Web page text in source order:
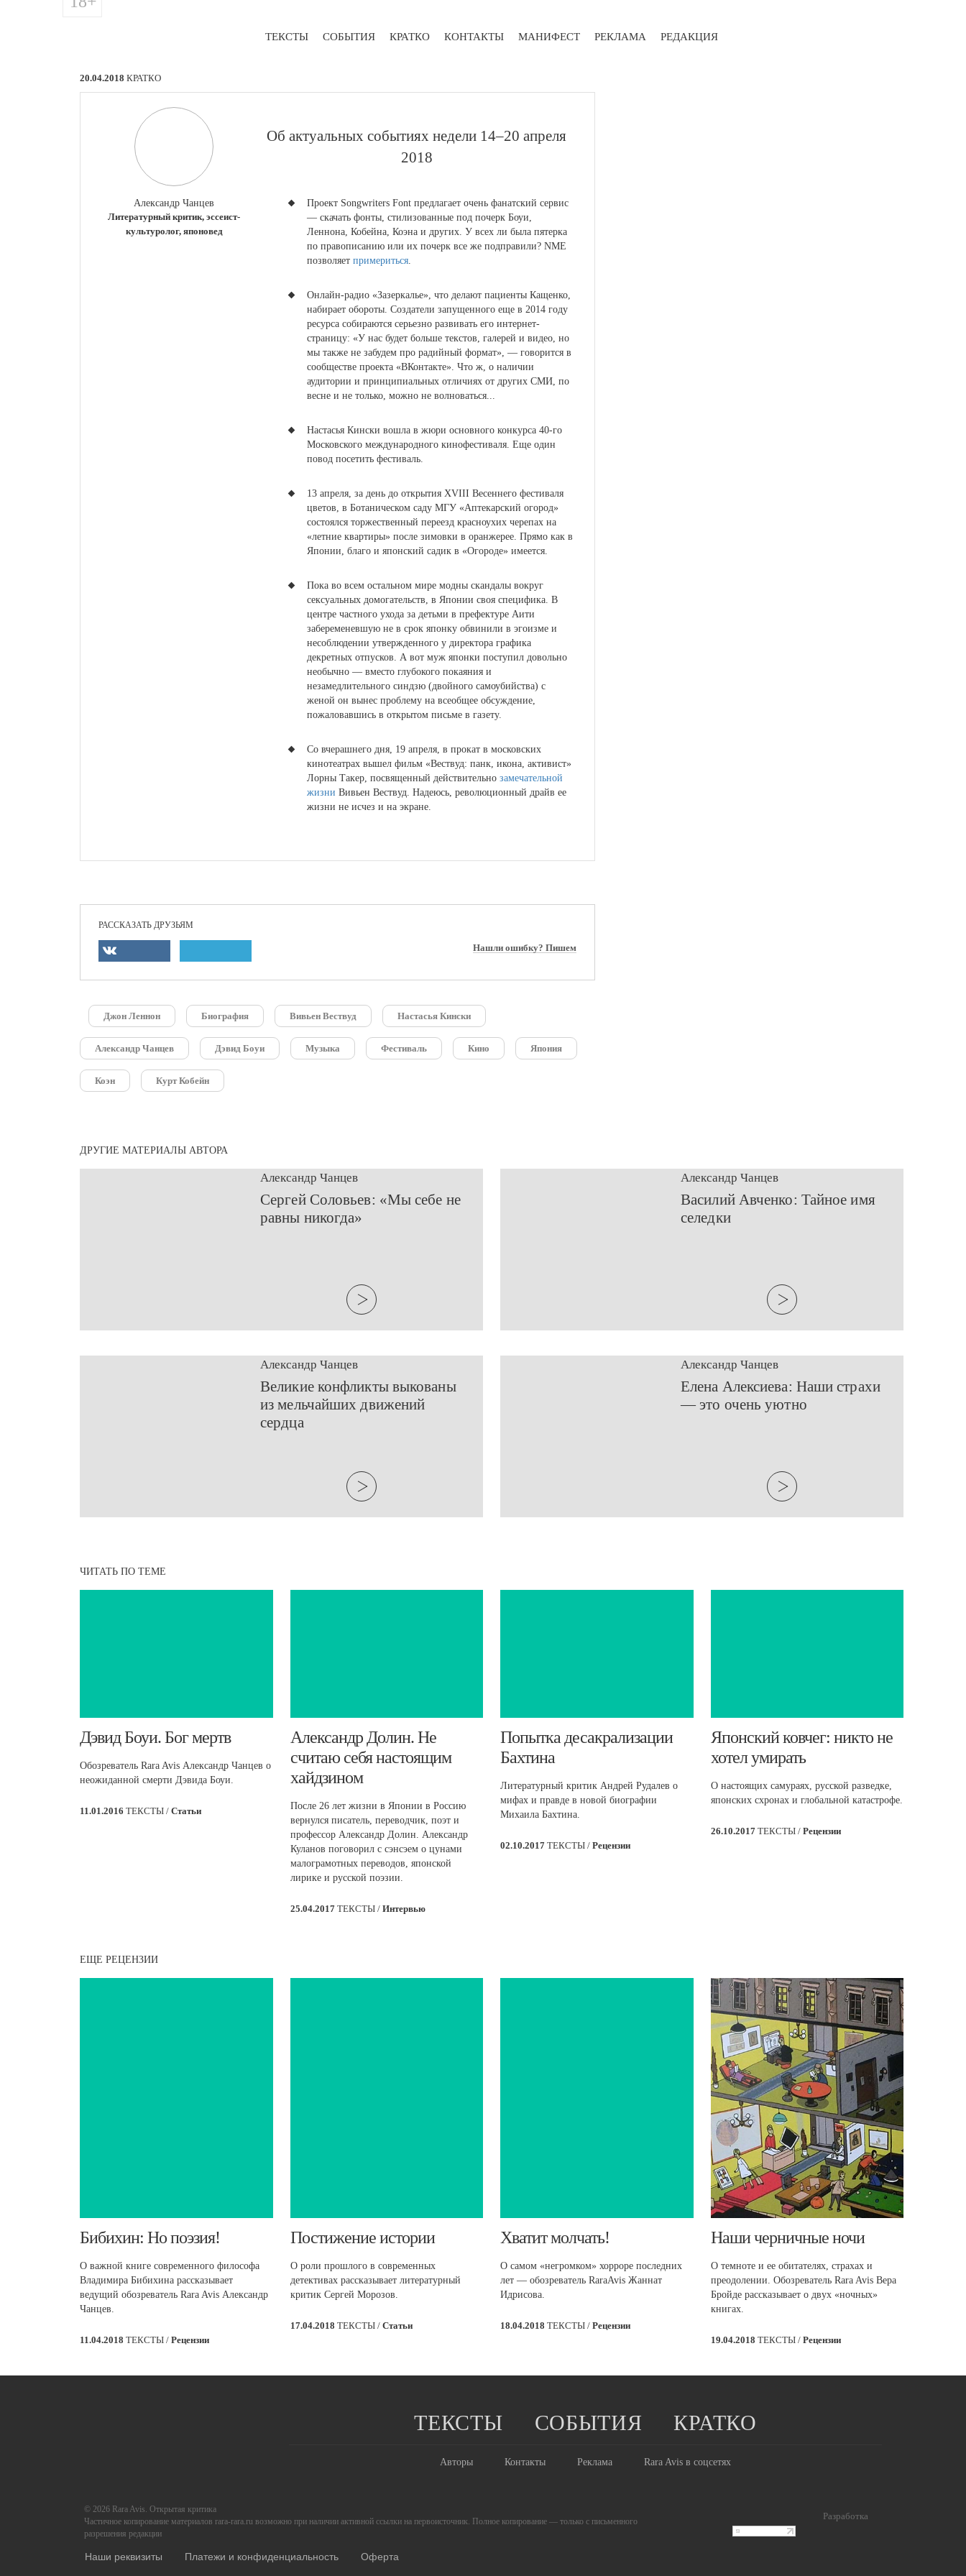
ТЕКСТЫ СОБЫТИЯ КРАТКО КОНТАКТЫ МАНИФЕСТ РЕКЛАМА РЕДАКЦИЯ
20.04.2018 КРАТКО
Александр Чанцев
Литературный критик, эссеист-
культуролог, японовед
​Об актуальных событиях недели 14–20 апреля
2018
Проект Songwriters Font предлагает очень фанатский сервис
— скачать фонты, стилизованные под почерк Боуи,
Леннона, Кобейна, Коэна и других. У всех ли была пятерка
по правописанию или их почерк все же подправили? NME
позволяет примериться.
Онлайн-радио «Зазеркалье», что делают пациенты Кащенко,
набирает обороты. Создатели запущенного еще в 2014 году
ресурса собираются серьезно развивать его интернет-
страницу: «У нас будет больше текстов, галерей и видео, но
мы также не забудем про радийный формат», — говорится в
сообществе проекта «ВКонтакте». Что ж, о наличии
аудитории и принципиальных отличиях от других СМИ, по
весне и не только, можно не волноваться...
Настасья Кински вошла в жюри основного конкурса 40-го
Московского международного кинофестиваля. Еще один
повод посетить фестиваль.
13 апреля, за день до открытия XVIII Весеннего фестиваля
цветов, в Ботаническом саду МГУ «Аптекарский огород»
состоялся торжественный переезд красноухих черепах на
«летние квартиры» после зимовки в оранжерее. Прямо как в
Японии, благо и японский садик в «Огороде» имеется.
Пока во всем остальном мире модны скандалы вокруг
сексуальных домогательств, в Японии своя специфика. В
центре частного ухода за детьми в префектуре Аити
забеременевшую не в срок японку обвинили в эгоизме и
несоблюдении утвержденного у директора графика
декретных отпусков. А вот муж японки поступил довольно
необычно — вместо глубокого покаяния и
незамедлительного синдзю (двойного самоубийства) с
женой он вынес проблему на всеобщее обсуждение,
пожаловавшись в открытом письме в газету.
Со вчерашнего дня, 19 апреля, в прокат в московских
кинотеатрах вышел фильм «Вествуд: панк, икона, активист»
Лорны Такер, посвященный действительно замечательной
жизни Вивьен Вествуд. Надеюсь, революционный драйв ее
жизни не исчез и на экране.
РАССКАЗАТЬ ДРУЗЬЯМ
Нашли ошибку? Пишем
Джон Леннон Биография Вивьен Вествуд Настасья Кински
Александр Чанцев Дэвид Боуи Музыка Фестиваль Кино Япония
Коэн Курт Кобейн
ДРУГИЕ МАТЕРИАЛЫ АВТОРА
Александр Чанцев
​Сергей Соловьев: «Мы себе не
равны никогда»
Александр Чанцев
​Василий Авченко: Тайное имя
селедки
Александр Чанцев
​Великие конфликты выкованы
из мельчайших движений
сердца
Александр Чанцев
​Елена Алексиева: Наши страхи
— это очень уютно
ЧИТАТЬ ПО ТЕМЕ
Дэвид Боуи. Бог мертв
Обозреватель Rara Avis Александр Чанцев о
неожиданной смерти Дэвида Боуи.
11.01.2016 ТЕКСТЫ / Статьи
​Александр Долин. Не
считаю себя настоящим
хайдзином
После 26 лет жизни в Японии в Россию
вернулся писатель, переводчик, поэт и
профессор Александр Долин. Александр
Куланов поговорил с сэнсэем о цунами
малограмотных переводов, японской
лирике и русской поэзии.
25.04.2017 ТЕКСТЫ / Интервью
​Попытка десакрализации
Бахтина
Литературный критик Андрей Рудалев о
мифах и правде в новой биографии
Михаила Бахтина.
02.10.2017 ТЕКСТЫ / Рецензии
​Японский ковчег: никто не
хотел умирать
О настоящих самураях, русской разведке,
японских схронах и глобальной катастрофе.
26.10.2017 ТЕКСТЫ / Рецензии
ЕЩЕ РЕЦЕНЗИИ
Бибихин: Но поэзия!
О важной книге современного философа
Владимира Бибихина рассказывает
ведущий обозреватель Rara Avis Александр
Чанцев.
11.04.2018 ТЕКСТЫ / Рецензии
​Постижение истории
О роли прошлого в современных
детективах рассказывает литературный
критик Сергей Морозов.
17.04.2018 ТЕКСТЫ / Статьи
​Хватит молчать!
О самом «негромком» хорроре последних
лет — обозреватель RaraAvis Жаннат
Идрисова.
18.04.2018 ТЕКСТЫ / Рецензии
​Наши черничные ночи
О темноте и ее обитателях, страхах и
преодолении. Обозреватель Rara Avis Вера
Бройде рассказывает о двух «ночных»
книгах.
19.04.2018 ТЕКСТЫ / Рецензии
ТЕКСТЫ СОБЫТИЯ КРАТКО
Авторы Контакты Реклама Rara Avis в соцсетях
Разработка
© 2026 Rara Avis. Открытая критика
Частичное копирование материалов rara-rara.ru возможно при наличии активной ссылки на первоисточник. Полное копирование — только с письменного
разрешения редакции
Наши реквизиты Платежи и конфиденциальность Оферта